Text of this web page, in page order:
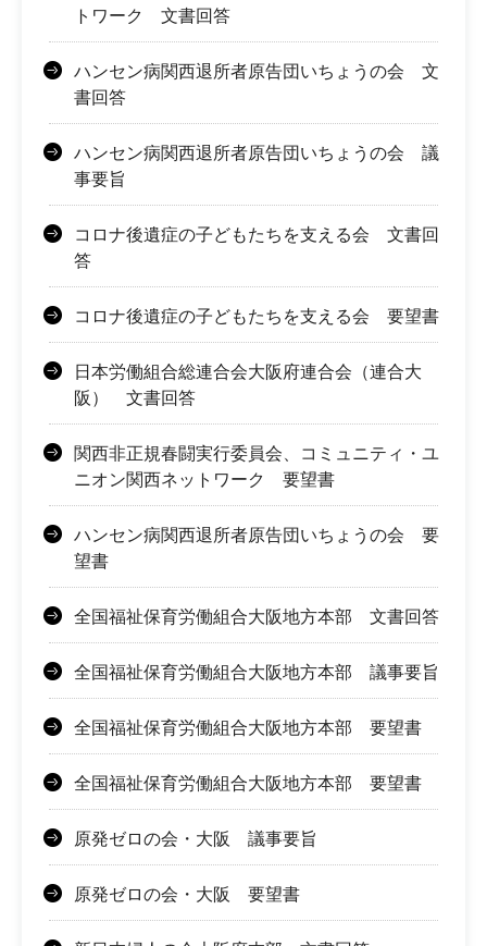
トワーク 文書回答
ハンセン病関西退所者原告団いちょうの会 文
書回答
ハンセン病関西退所者原告団いちょうの会 議
事要旨
コロナ後遺症の子どもたちを支える会 文書回
答
コロナ後遺症の子どもたちを支える会 要望書
日本労働組合総連合会大阪府連合会（連合大
阪） 文書回答
関西非正規春闘実行委員会、コミュニティ・ユ
ニオン関西ネットワーク 要望書
ハンセン病関西退所者原告団いちょうの会 要
望書
全国福祉保育労働組合大阪地方本部 文書回答
全国福祉保育労働組合大阪地方本部 議事要旨
全国福祉保育労働組合大阪地方本部 要望書
全国福祉保育労働組合大阪地方本部 要望書
原発ゼロの会・大阪 議事要旨
原発ゼロの会・大阪 要望書